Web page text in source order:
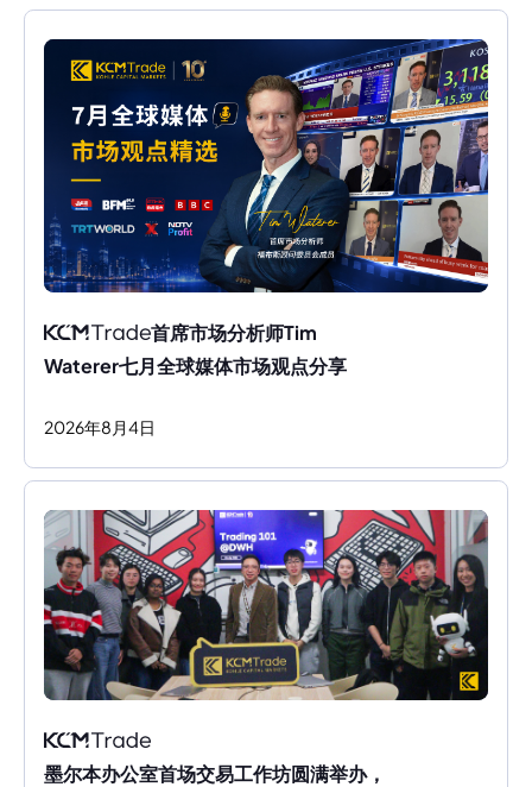
首席市场分析师Tim
Waterer七月全球媒体市场观点分享
2026年8 月4日
墨尔本办公室首场交易工作坊圆满举办，